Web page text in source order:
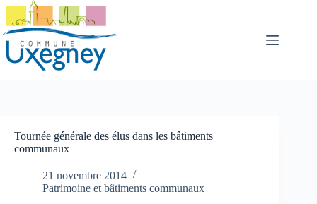
Passer
contenu
Tournée générale des élus dans les bâtiments
communaux
21 novembre 2014
Patrimoine et bâtiments communaux